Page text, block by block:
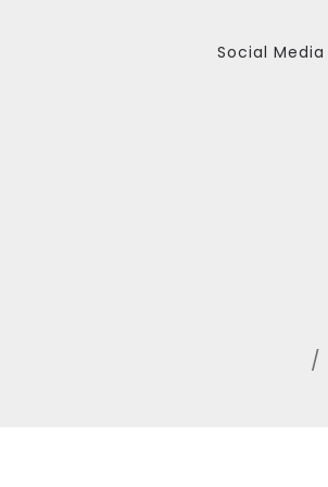
Social Media